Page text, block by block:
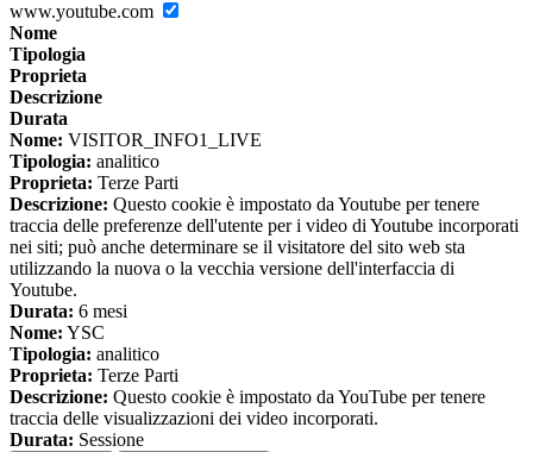
www.youtube.com
Nome
Tipologia
Proprieta
Descrizione
Durata
Nome: VISITOR_INFO1_LIVE
Tipologia: analitico
Proprieta: Terze Parti
Descrizione: Questo cookie è impostato da Youtube per tenere
traccia delle preferenze dell'utente per i video di Youtube incorporati
nei siti; può anche determinare se il visitatore del sito web sta
utilizzando la nuova o la vecchia versione dell'interfaccia di
Youtube.
Durata: 6 mesi
Nome: YSC
Tipologia: analitico
Proprieta: Terze Parti
Descrizione: Questo cookie è impostato da YouTube per tenere
traccia delle visualizzazioni dei video incorporati.
Durata: Sessione